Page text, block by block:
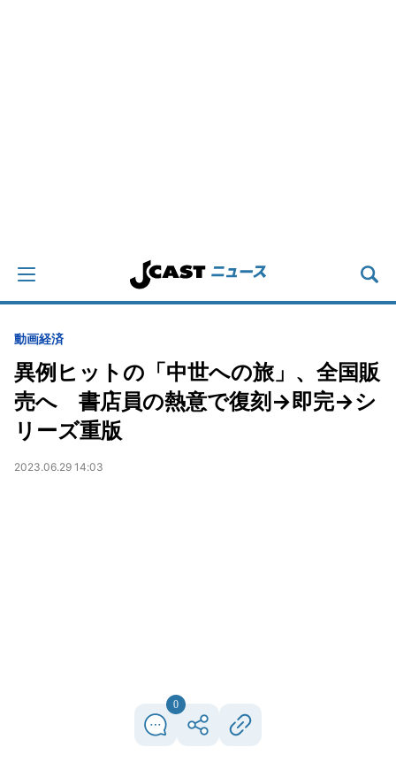
動画経済
異例ヒットの「中世への旅」、全国販
売へ 書店員の熱意で復刻→即完→シ
リーズ重版
2023.06.29 14:03
0